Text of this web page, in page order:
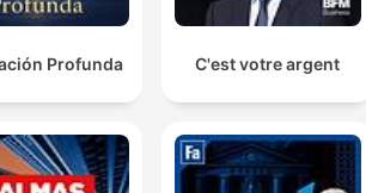
Profunda C'est votre argent